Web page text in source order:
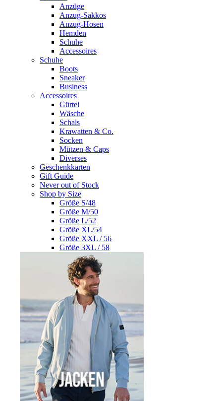
Anzüge
Anzug-Sakkos
Anzug-Hosen
Hemden
Schuhe
Accessoires
Schuhe
Boots
Sneaker
Business
Accessoires
Gürtel
Wäsche
Schals
Krawatten & Co.
Socken
Mützen & Caps
Diverses
Geschenkkarten
Gift Guide
Never out of Stock
Shop by Size
Größe S/48
Größe M/50
Größe L/52
Größe XL/54
Größe XXL / 56
Größe 3XL / 58